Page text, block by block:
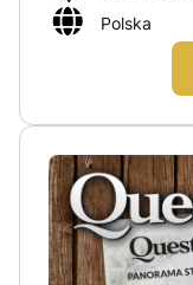
Mazowieckie
Mazowieckie,
Moravskoslezský
Opolskie
Podkarpackie
Podlaskie
Polska